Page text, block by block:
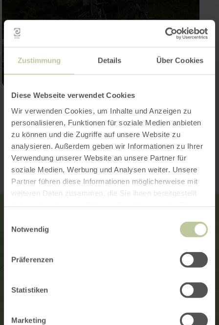
Zustimmung Details Über Cookies
Diese Webseite verwendet Cookies
Wir verwenden Cookies, um Inhalte und Anzeigen zu
personalisieren, Funktionen für soziale Medien anbieten
zu können und die Zugriffe auf unsere Website zu
analysieren. Außerdem geben wir Informationen zu Ihrer
Verwendung unserer Website an unsere Partner für
soziale Medien, Werbung und Analysen weiter. Unsere
Partner führen diese Informationen möglicherweise mit
weiteren Daten zusammen, die Sie ihnen bereitgestellt
Notwendig
Präferenzen
Statistiken
Marketing
Open gallery
Contact